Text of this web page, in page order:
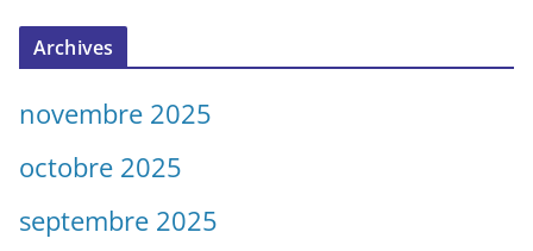
Archives
novembre 2025
octobre 2025
septembre 2025